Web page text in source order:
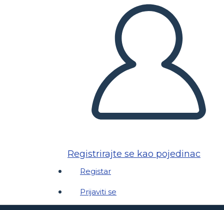
Registrirajte se kao pojedinac
Registar
Prijaviti se